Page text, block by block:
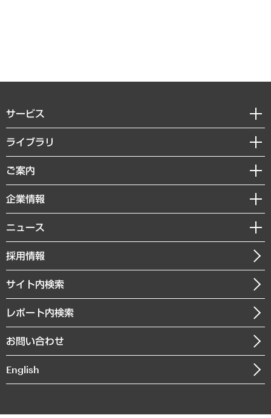
サービス
経営戦略
組織・人事戦略
デジタルイノベーション
共生・ダイバーシティ
GRC（ガバナンス・リスク・コンプライアンス）・防災（政策）
経済・産業・雇用・労働
まちづくり・観光・交通・スポーツ・スマートシティ
自然資源・農林水産業・食料システム
ライブラリ
経済調査
レポート
コラム
経営用語集
受託・受注実績（官公庁関連）
メディア掲載・出演
ご案内
セミナー・イベント情報
MUFGビジネスセミナー
受託案件情報
企業情報
私たちの想い
社長メッセージ
会社概要
沿革
組織図・本部部室紹介
インドネシア現地法人
個人情報保護方針
ニュース
ニュースリリース
お知らせ
採用情報
サイト内検索
レポート内検索
お問い合わせ
English